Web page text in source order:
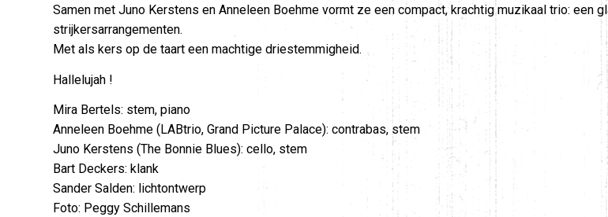
Samen met Juno Kerstens en Anneleen Boehme vormt ze een compact, krachtig muzikaal trio: een
strijkersarrangementen.
Met als kers op de taart een machtige driestemmigheid.
Hallelujah !
Mira Bertels: stem, piano
Anneleen Boehme (LABtrio, Grand Picture Palace): contrabas, stem
Juno Kerstens (The Bonnie Blues): cello, stem
Bart Deckers: klank
Sander Salden: lichtontwerp
Foto: Peggy Schillemans